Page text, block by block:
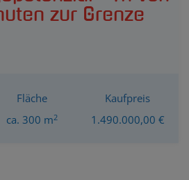
zur Grenze
Fläche
ca. 300 m2
Kaufpreis
1.490.000,00 €